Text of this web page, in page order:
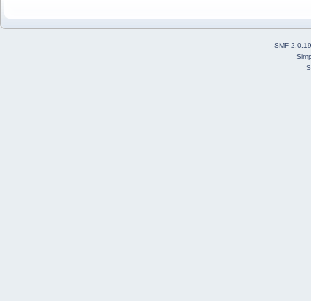
SMF 2.0.19